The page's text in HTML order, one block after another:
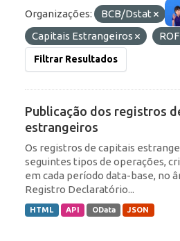
Organizações: BCB/Dstat
Capitais Estrangeiros
ROF
Filtrar Resultados
Publicação dos registros
estrangeiros
Os registros de capitais
seguintes tipos de operações,
em cada período data-base, no
Registro Declaratório...
HTML API OData JSON